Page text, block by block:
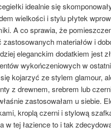
idealnie się
wielkości i stylu płytek
A co sprawia, że
zastosowanych materiałów i
eleganckim dodatkiem jest
wykończeniowych w
kojarzyć ze stylem glamour,
z drewnem, srebrem lub
zastosowałam u siebie.
kroplą czerni i stylową
w tej łazience to i tak